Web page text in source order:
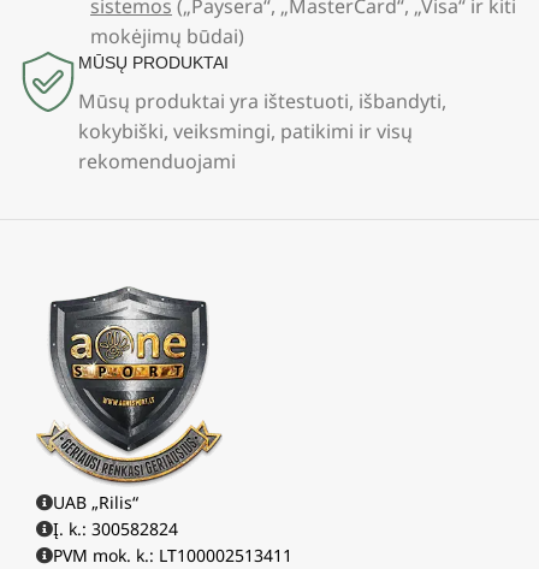
sistemos („Paysera“, „MasterCard“, „Visa“ ir kiti
mokėjimų būdai)
MŪSŲ PRODUKTAI
Mūsų produktai yra ištestuoti, išbandyti,
kokybiški, veiksmingi, patikimi ir visų
rekomenduojami
UAB „Rilis“
Į. k.: 300582824
PVM mok. k.: LT100002513411